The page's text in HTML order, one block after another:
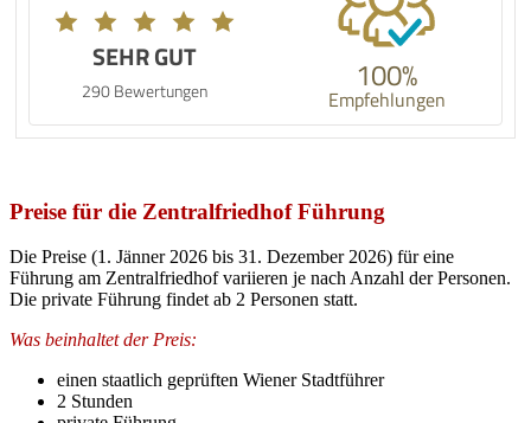
SEHR GUT
290 Bewertungen 100%
Empfehlungen
Preise für die Zentralfriedhof Führung
Die Preise (1. Jänner 2026 bis 31. Dezember 2026) für eine
Führung am Zentralfriedhof variieren je nach Anzahl der Personen.
Die private Führung findet ab 2 Personen statt.
Was beinhaltet der Preis:
einen staatlich geprüften Wiener Stadtführer
2 Stunden